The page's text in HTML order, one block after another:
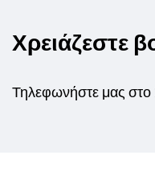
Χρειάζεστε
Τηλεφωνήστε μας στο